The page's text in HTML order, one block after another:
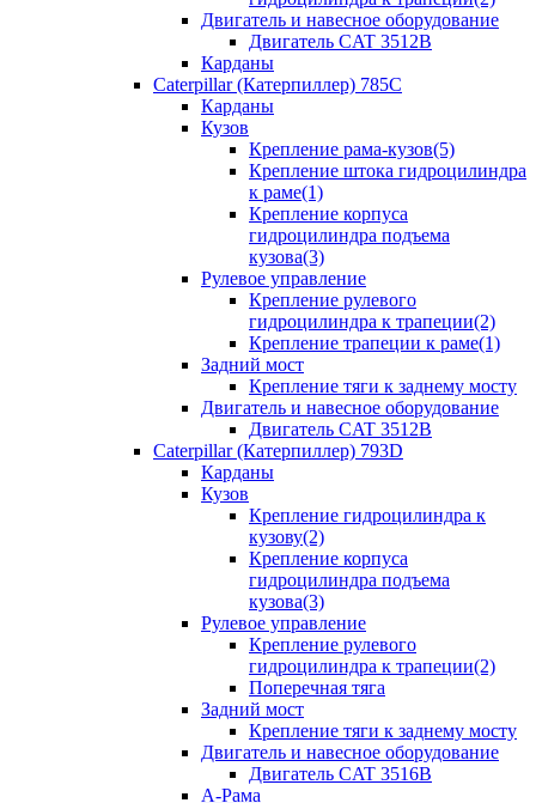
Двигатель и навесное оборудование
Двигатель CAT 3512B
Карданы
Caterpillar (Катерпиллер) 785C
Карданы
Кузов
Крепление рама-кузов(5)
Крепление штока гидроцилиндра
к раме(1)
Крепление корпуса
гидроцилиндра подъема
кузова(3)
Рулевое управление
Крепление рулевого
гидроцилиндра к трапеции(2)
Крепление трапеции к раме(1)
Задний мост
Крепление тяги к заднему мосту
Двигатель и навесное оборудование
Двигатель CAT 3512B
Caterpillar (Катерпиллер) 793D
Карданы
Кузов
Крепление гидроцилиндра к
кузову(2)
Крепление корпуса
гидроцилиндра подъема
кузова(3)
Рулевое управление
Крепление рулевого
гидроцилиндра к трапеции(2)
Поперечная тяга
Задний мост
Крепление тяги к заднему мосту
Двигатель и навесное оборудование
Двигатель CAT 3516B
А-Рама